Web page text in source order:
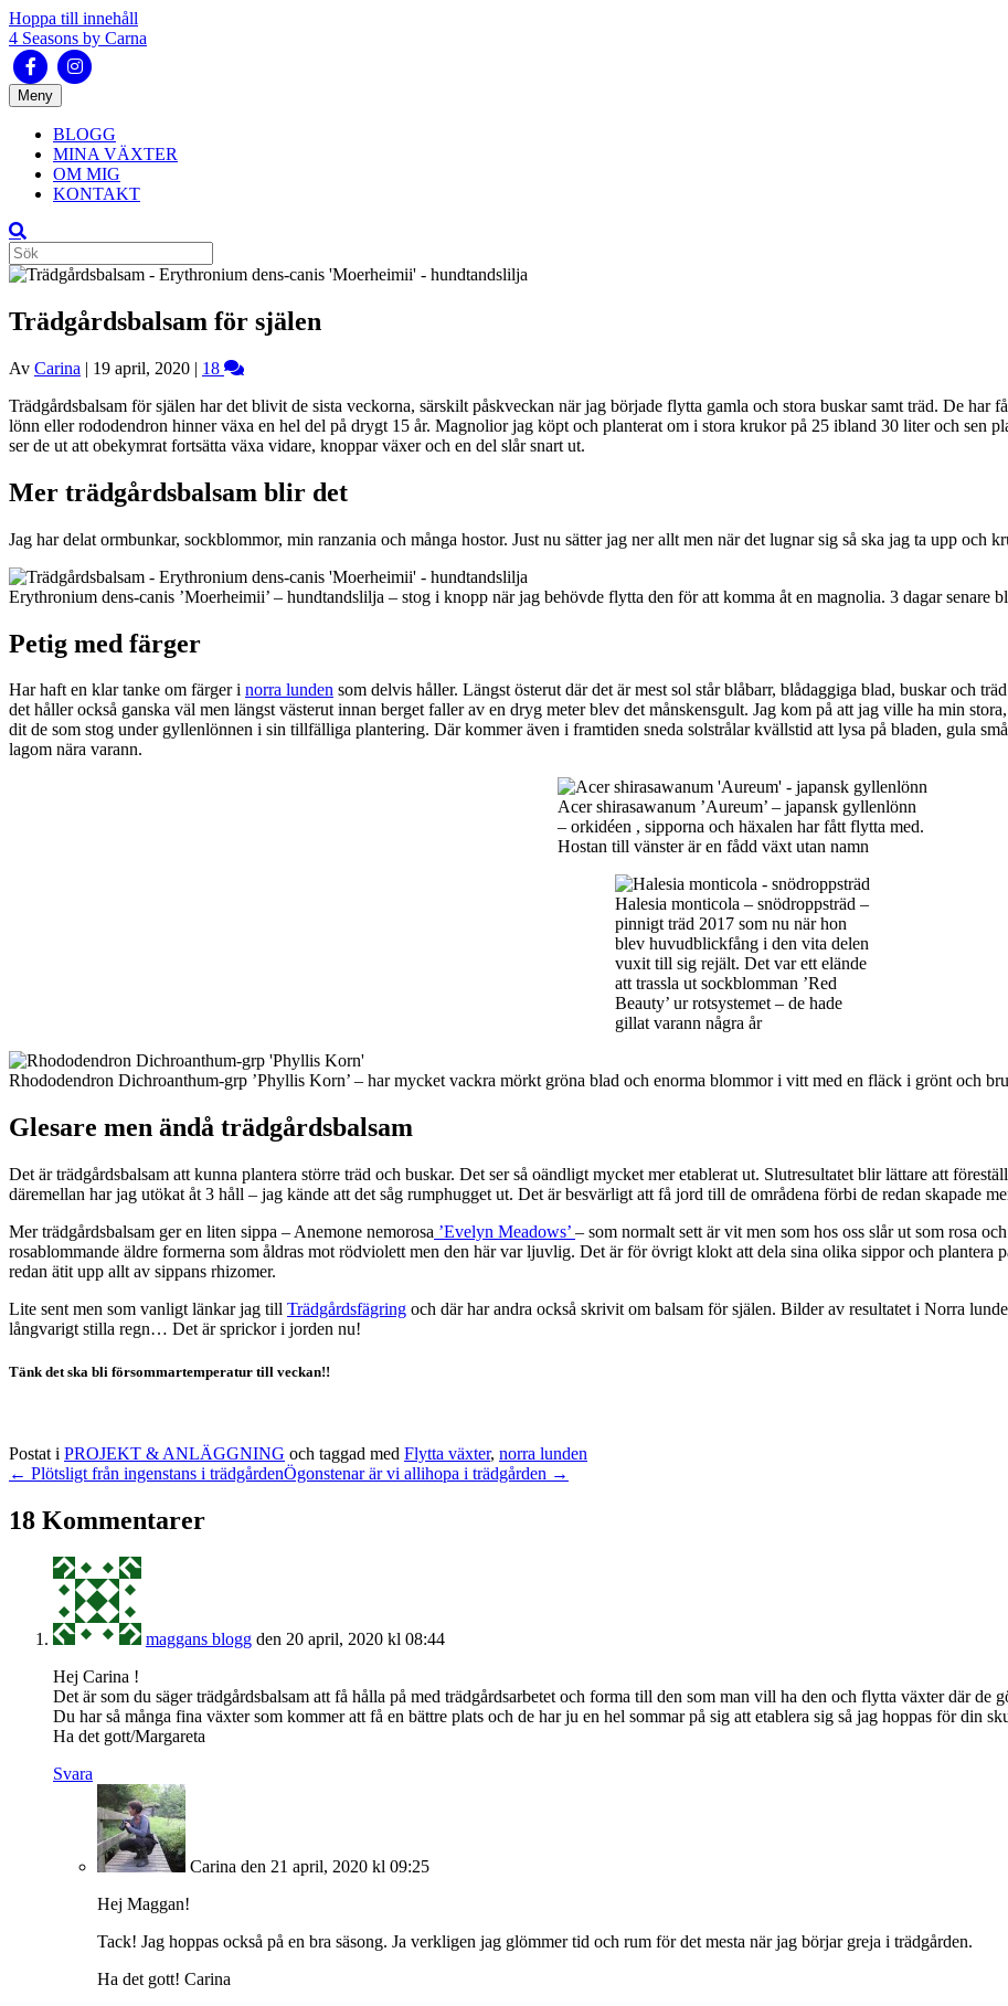
Hoppa till innehåll
4 Seasons by Carna
FacebookInstagram
Meny
BLOGG
MINA VÄXTER
OM MIG
KONTAKT
Trädgårdsbalsam för själen
Av Carina | 19 april, 2020 | 18
Trädgårdsbalsam för själen har det blivit de sista veckorna, särskilt påskveckan när jag började flytta gamla och stora buskar samt träd. De
lönn eller rododendron hinner växa en hel del på drygt 15 år. Magnolior jag köpt och planterat om i stora krukor på 25 ibland 30 liter och sen
ser de ut att obekymrat fortsätta växa vidare, knoppar växer och en del slår snart ut.
Mer trädgårdsbalsam blir det
Jag har delat ormbunkar, sockblommor, min ranzania och många hostor. Just nu sätter jag ner allt men när det lugnar sig så ska jag ta upp och
Erythronium dens-canis ’Moerheimii’ – hundtandslilja – stog i knopp när jag behövde flytta den för att komma åt en magnolia. 3 dagar senare
Petig med färger
Har haft en klar tanke om färger i norra lunden som delvis håller. Längst österut där det är mest sol står blåbarr, blådaggiga blad, buskar och
det håller också ganska väl men längst västerut innan berget faller av en dryg meter blev det månskensgult. Jag kom på att jag ville ha min
dit de som stog under gyllenlönnen i sin tillfälliga plantering. Där kommer även i framtiden sneda solstrålar kvällstid att lysa på bladen, gula
lagom nära varann.
Acer shirasawanum ’Aureum’ – japansk gyllenlönn
– orkidéen , sipporna och häxalen har fått flytta med.
Hostan till vänster är en fådd växt utan namn
Halesia monticola – snödroppsträd –
pinnigt träd 2017 som nu när hon
blev huvudblickfång i den vita delen
vuxit till sig rejält. Det var ett elände
att trassla ut sockblomman ’Red
Beauty’ ur rotsystemet – de hade
gillat varann några år
Rhododendron Dichroanthum-grp ’Phyllis Korn’ – har mycket vackra mörkt gröna blad och enorma blommor i vitt med en fläck i grönt och
Glesare men ändå trädgårdsbalsam
Det är trädgårdsbalsam att kunna plantera större träd och buskar. Det ser så oändligt mycket mer etablerat ut. Slutresultatet blir lättare att
däremellan har jag utökat åt 3 håll – jag kände att det såg rumphugget ut. Det är besvärligt att få jord till de områdena förbi de redan skapade
Mer trädgårdsbalsam ger en liten sippa – Anemone nemorosa ’Evelyn Meadows’ – som normalt sett är vit men som hos oss slår ut som rosa
rosablommande äldre formerna som åldras mot rödviolett men den här var ljuvlig. Det är för övrigt klokt att dela sina olika sippor och plantera
redan ätit upp allt av sippans rhizomer.
Lite sent men som vanligt länkar jag till Trädgårdsfägring och där har andra också skrivit om balsam för själen. Bilder av resultatet i Norra
långvarigt stilla regn… Det är sprickor i jorden nu!
Tänk det ska bli försommartemperatur till veckan!!
Postat i PROJEKT & ANLÄGGNING och taggad med Flytta växter, norra lunden
← Plötsligt från ingenstans i trädgårdenÖgonstenar är vi allihopa i trädgården →
18 Kommentarer
maggans blogg den 20 april, 2020 kl 08:44
Hej Carina !
Det är som du säger trädgårdsbalsam att få hålla på med trädgårdsarbetet och forma till den som man vill ha den och flytta växter där de
Du har så många fina växter som kommer att få en bättre plats och de har ju en hel sommar på sig att etablera sig så jag hoppas för din
Ha det gott/Margareta
Svara
Carina den 21 april, 2020 kl 09:25
Hej Maggan!
Tack! Jag hoppas också på en bra säsong. Ja verkligen jag glömmer tid och rum för det mesta när jag börjar greja i trädgården.
Ha det gott! Carina